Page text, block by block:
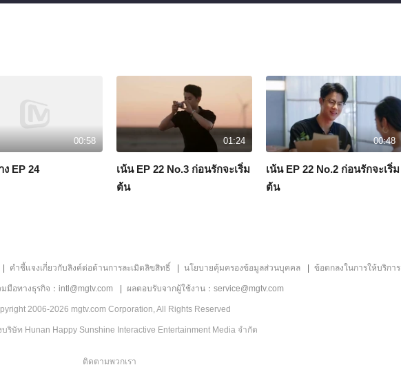
00:58
EP 24
01:24
เน้น EP 22 No.3 ก่อนรักจะเริ่ม
ต้น
00:48
เน้น EP 22 No.2 ก่อนรักจะเริ่ม
ต้น
คำชี้แจงเกี่ยวกับลิงค์ต่อต้านการละเมิดลิขสิทธิ์ นโยบายคุ้มครองข้อมูลส่วนบุคคล ข้อตกลงในการให้บริการ
มือทางธุรกิจ：intl@mgtv.com ผลตอบรับจากผู้ใช้งาน：service@mgtv.com
2006-2026 mgtv.com Corporation, All Rights Reserved
ริษัท Hunan Happy Sunshine Interactive Entertainment Media จำกัด
ติดตามพวกเรา